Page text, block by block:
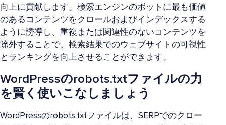
向上に貢献します。検索エンジンのボットに最も価値
のあるコンテンツをクロールおよびインデックスする
ように誘導し、重複または関連性のないコンテンツを
除外することで、検索結果でのウェブサイトの可視性
とランキングを向上させることができます。
WordPressのrobots.txtファイルの力
を賢く使いこなしましょう
WordPressのrobots.txtファイルは、SERPでのクロー